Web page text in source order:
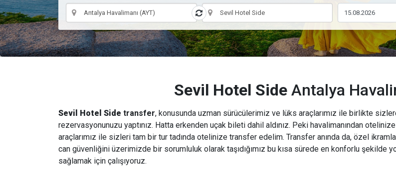
Sevil Hotel SideAntalya
Sevil Hotel Side transfer, konusunda uzman sürücülerimiz ve lüks araçlarımız ile birlikte
rezervasyonunuzu yaptınız. Hatta erkenden uçak bileti dahil aldınız. Peki havalimanından
araçlarımız ile sizleri tam bir tur tadında otelinize transfer edelim. Transfer anında da, özel
can güvenliğini üzerimizde bir sorumluluk olarak taşıdığımız bu kısa sürede en konforlu şekilde
sağlamak için çalışıyoruz.